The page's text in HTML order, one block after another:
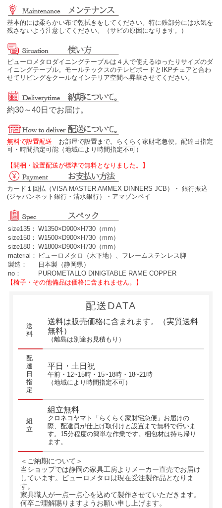
基本的には柔らかい布で乾拭きをしてください。特に鉄部分には水気を
残さないよう注意してください。（サビの原因になります。）
ピューロメタロダイニングテーブルは４人で使えるゆったりサイズのダ
イニングテーブル。モールテックスのテレビボードとIKPチェアと合わ
せてリビングをクールなインテリア空間へ昇華させてください。
約30～40日でお届け。
無料で設置配送 お部屋で設置まで。らくらく家財宅急便。配達日指定
可・時間指定可能（地域により時間指定不可）
【開梱・設置配送が標準で無料となりました。】
カード１回払（VISA MASTER AMMEX DINNERS JCB）・ 銀行振込
(ジャパンネット銀行・清水銀行）・アマゾンペイ
size135： W1350×D900×H730（mm）
size150： W1500×D900×H730（mm）
size180： W1800×D900×H730（mm）
material： ピューロメタロ（木下地）、フレームステンレス脚
製造：
日本製（静岡県）
no：
PUROMETALLO DINIGTABLE RAME COPPER
【椅子・その他備品は価格に含まれません。】
配送DATA
送
料
送料は販売価格に含まれます。（実質送料
無料）
（離島は別途お見積もり）
配
達
日
指
定
平日・土日祝
午前・12~15時・15~18時・18~21時
（地域により時間指定不可）
組
立
組立無料
クロネコヤマト「らくらく家財宅急便」お届けの
際、配達員が仕上げ取付けと設置まで無料で行いま
す。15分程度の簡単な作業です。梱包材は持ち帰り
ます。
＜ご納期について＞
当ショップでは静岡の家具工房よりメーカー直売でお届け
しています。ピューロメタロは現在受注製作品となりま
す。
家具職人が一点一点心を込めて製作させていただきます。
何卒ご理解賜りますようお願い申し上げます。